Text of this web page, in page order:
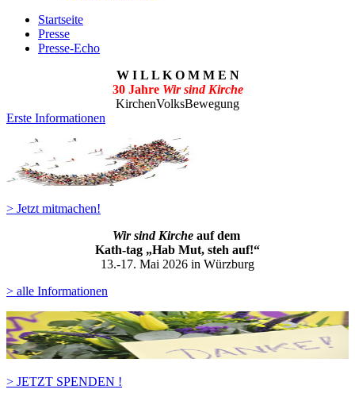
Startseite
Presse
Presse-Echo
W I L L K O M M E N
30 Jahre Wir sind Kirche
KirchenVolksBewegung
Erste Informationen
> Jetzt mitmachen!
Wir sind Kirche auf dem
Kath-tag „Hab Mut, steh auf!“
13.-17. Mai 2026 in Würzburg
> alle Informationen
> JETZT SPENDEN !